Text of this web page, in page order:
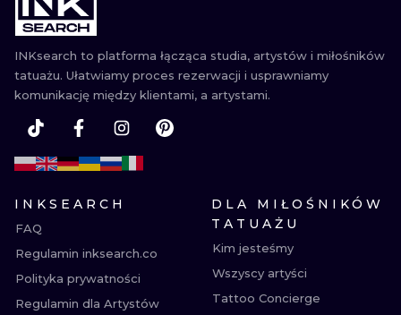
INKsearch to platforma łącząca studia, artystów i miłośników
tatuażu. Ułatwiamy proces rezerwacji i usprawniamy
komunikację między klientami, a artystami.
INKSEARCH
FAQ
Regulamin inksearch.co
Polityka prywatności
Regulamin dla Artystów
DLA MIŁOŚNIKÓW
TATUAŻU
Kim jesteśmy
Wszyscy artyści
Tattoo Concierge